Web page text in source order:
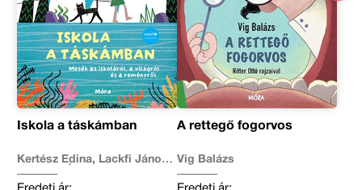
Iskola a táskámban
Kertész Edina, Lackfi János,
Luzsányi Mónika, Molnár
A rettegő fogorvos
Vig Balázs